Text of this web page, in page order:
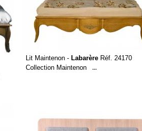
Lit Maintenon - Labarère Réf. 24170
Collection Maintenon
...